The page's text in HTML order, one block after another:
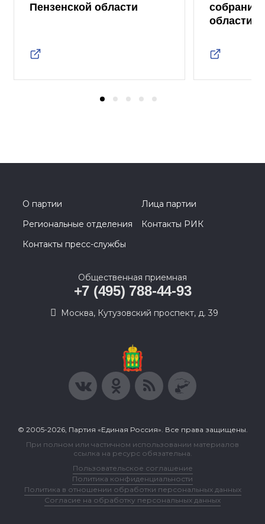
Пензенской области
собрание
области
О партии
Лица партии
Региональные отделения
Контакты РИК
Контакты пресс-службы
Общественная приемная
+7 (495) 788-44-93
Москва, Кутузовский проспект, д. 39
© 2005-2026, Партия «Единая Россия». Все права защищены.
При полном или частичном использовании материалов
ссылка на ресурс обязательна.
Пользовательское соглашение
Политика конфиденциальности
Политика в отношении обработки персональных данных
Согласие на обработку персональных данных